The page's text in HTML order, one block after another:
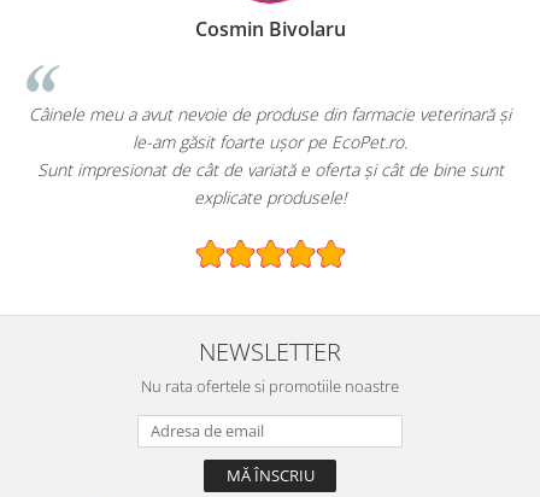
Cosmin Bivolaru
Câinele meu a avut nevoie de produse din farmacie veterinară și
le-am găsit foarte ușor pe EcoPet.ro.
Sunt impresionat de cât de variată e oferta și cât de bine sunt
explicate produsele!
NEWSLETTER
Nu rata ofertele si promotiile noastre